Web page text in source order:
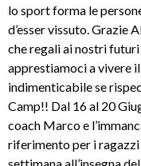
lo sport forma le
d’esser vissuto. Grazie
che regali ai nostri
apprestiamoci a vivere
indimenticabile se
Camp!! Dal 16 al 20
coach Marco e
riferimento per i